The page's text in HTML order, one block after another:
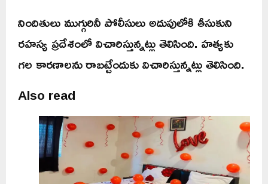
నిందితులు ముగ్గురినీ పోలీసులు అదుపులోకి తీసుకుని
రహస్య ప్రదేశంలో విచారిస్తున్నట్లు తెలిసింది. హత్యకు
గల కారణాలను రాబట్టేందుకు విచారిస్తున్నట్లు తెలిసింది.
Also read